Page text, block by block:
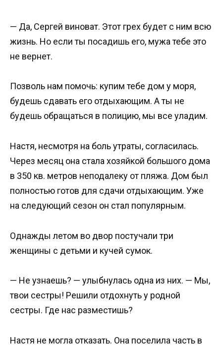
— Да, Сергей виноват. Этот грех будет с ним всю
жизнь. Но если ты посадишь его, мужа тебе это
не вернет.
Позволь нам помочь: купим тебе дом у моря,
будешь сдавать его отдыхающим. А ты не
будешь обращаться в полицию, мы все уладим.
Настя, несмотря на боль утраты, согласилась.
Через месяц она стала хозяйкой большого дома
в 350 кв. метров неподалеку от пляжа. Дом был
полностью готов для сдачи отдыхающим. Уже
на следующий сезон он стал популярным.
Однажды летом во двор постучали три
женщины с детьми и кучей сумок.
— Не узнаешь? — улыбнулась одна из них. — Мы,
твои сестры! Решили отдохнуть у родной
сестры. Где нас разместишь?
Настя не могла отказать. Она поселила часть в